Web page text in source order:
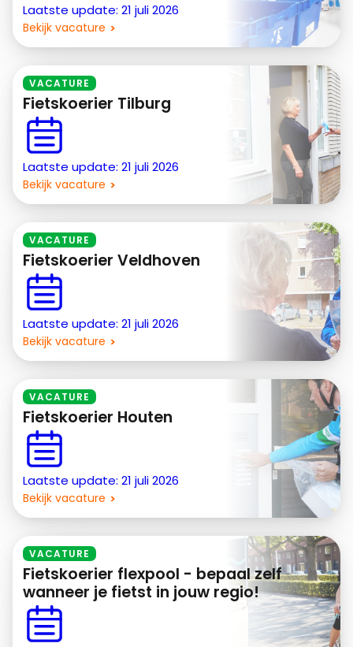
Laatste update: 21 juli 2026
Bekijk vacature
VACATURE
Fietskoerier Tilburg
Laatste update: 21 juli 2026
Bekijk vacature
VACATURE
Fietskoerier Veldhoven
Laatste update: 21 juli 2026
Bekijk vacature
VACATURE
Fietskoerier Houten
Laatste update: 21 juli 2026
Bekijk vacature
VACATURE
Fietskoerier flexpool - bepaal zelf
wanneer je fietst in jouw regio!